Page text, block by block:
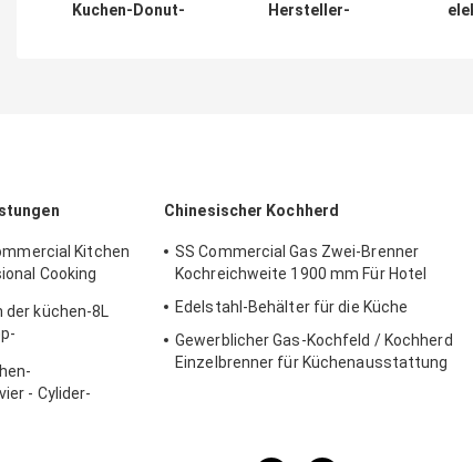
Kuchen-Donut-
Hersteller-
Kitchen
Cooking
der küchen-8L
- Cylider-
Chinesischer Kochherd
SS Commercial Gas Zwei-Brenner
Kochreichweite 1900 mm Für Hotel
Edelstahl-Behälter für die Küche
Gewerblicher Gas-Kochfeld / Kochherd
Einzelbrenner für Küchenausstattung